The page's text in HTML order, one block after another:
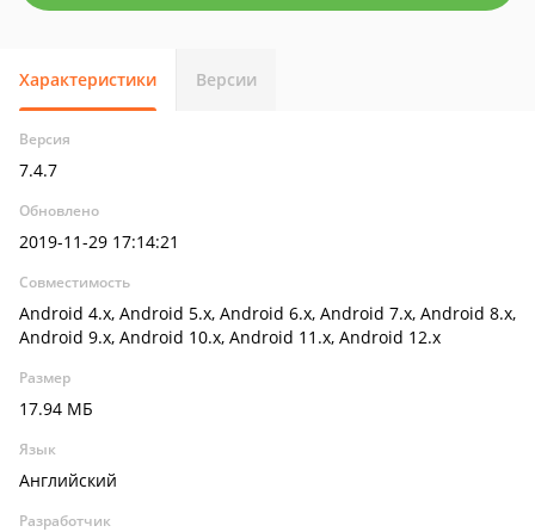
Характеристики Версии
Версия
7.4.7
Обновлено
2019-11-29 17:14:21
Совместимость
Android 4.x, Android 5.x, Android 6.x, Android 7.x, Android 8.x,
Android 9.x, Android 10.x, Android 11.x, Android 12.x
Размер
17.94 МБ
Язык
Английский
Разработчик